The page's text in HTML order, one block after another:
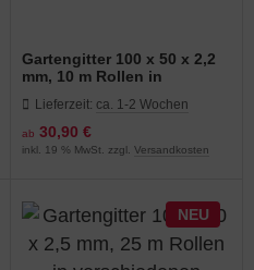
Gartengitter 100 x 50 x 2,2
mm, 10 m Rollen in
Höhen
Lieferzeit: ca. 1-2 Wochen
ab 30,90 €
inkl. 19 % MwSt. zzgl. Versandkosten
NEU